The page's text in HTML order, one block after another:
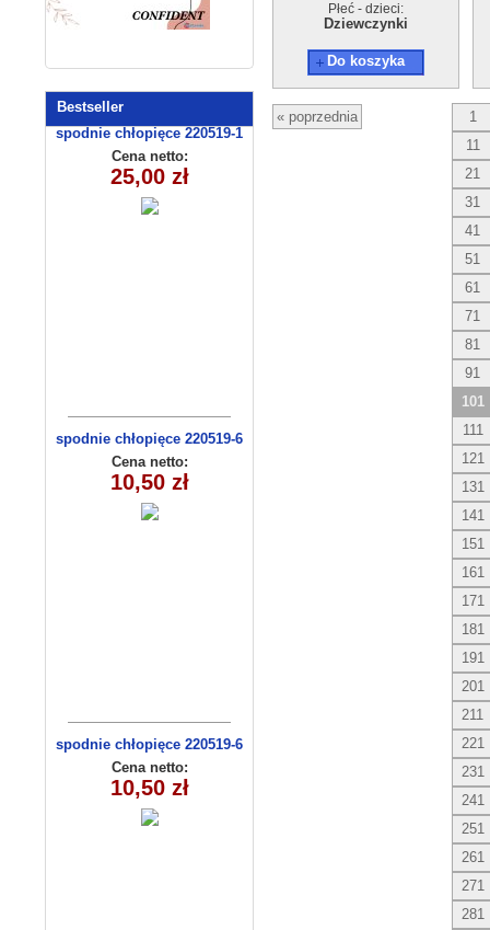
Bestseller
spodnie chłopięce 220519-1
(1-6) 5szt
Cena netto:
25,00 zł
spodnie chłopięce 220519-6
(1- 4) 4 szt
Cena netto:
10,50 zł
spodnie chłopięce 220519-6
(1- 4) 4 szt
Cena netto:
10,50 zł
Płeć - dzieci:
Dziewczynki
Do koszyka
« poprzednia
1
11
21
31
41
51
61
71
81
91
101
111
121
131
141
151
161
171
181
191
201
211
221
231
241
251
261
271
281